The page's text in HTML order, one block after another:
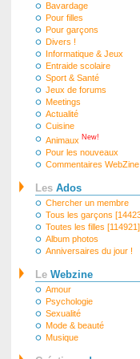
Bavardage
Pour filles
Pour garçons
Divers !
Informatique & Jeux
Entraide scolaire
Sport & Santé
Jeux de forums
Meetings
Actualité
Cuisine
Animaux New!
Pour les nouveaux
Commentaires WebZine
Les Ados
Chercher un membre
Tous les garçons
Toutes les filles [114921]
Album photos
Anniversaires du jour !
Le Webzine
Amour
Psychologie
Sexualité
Mode & beauté
Musique